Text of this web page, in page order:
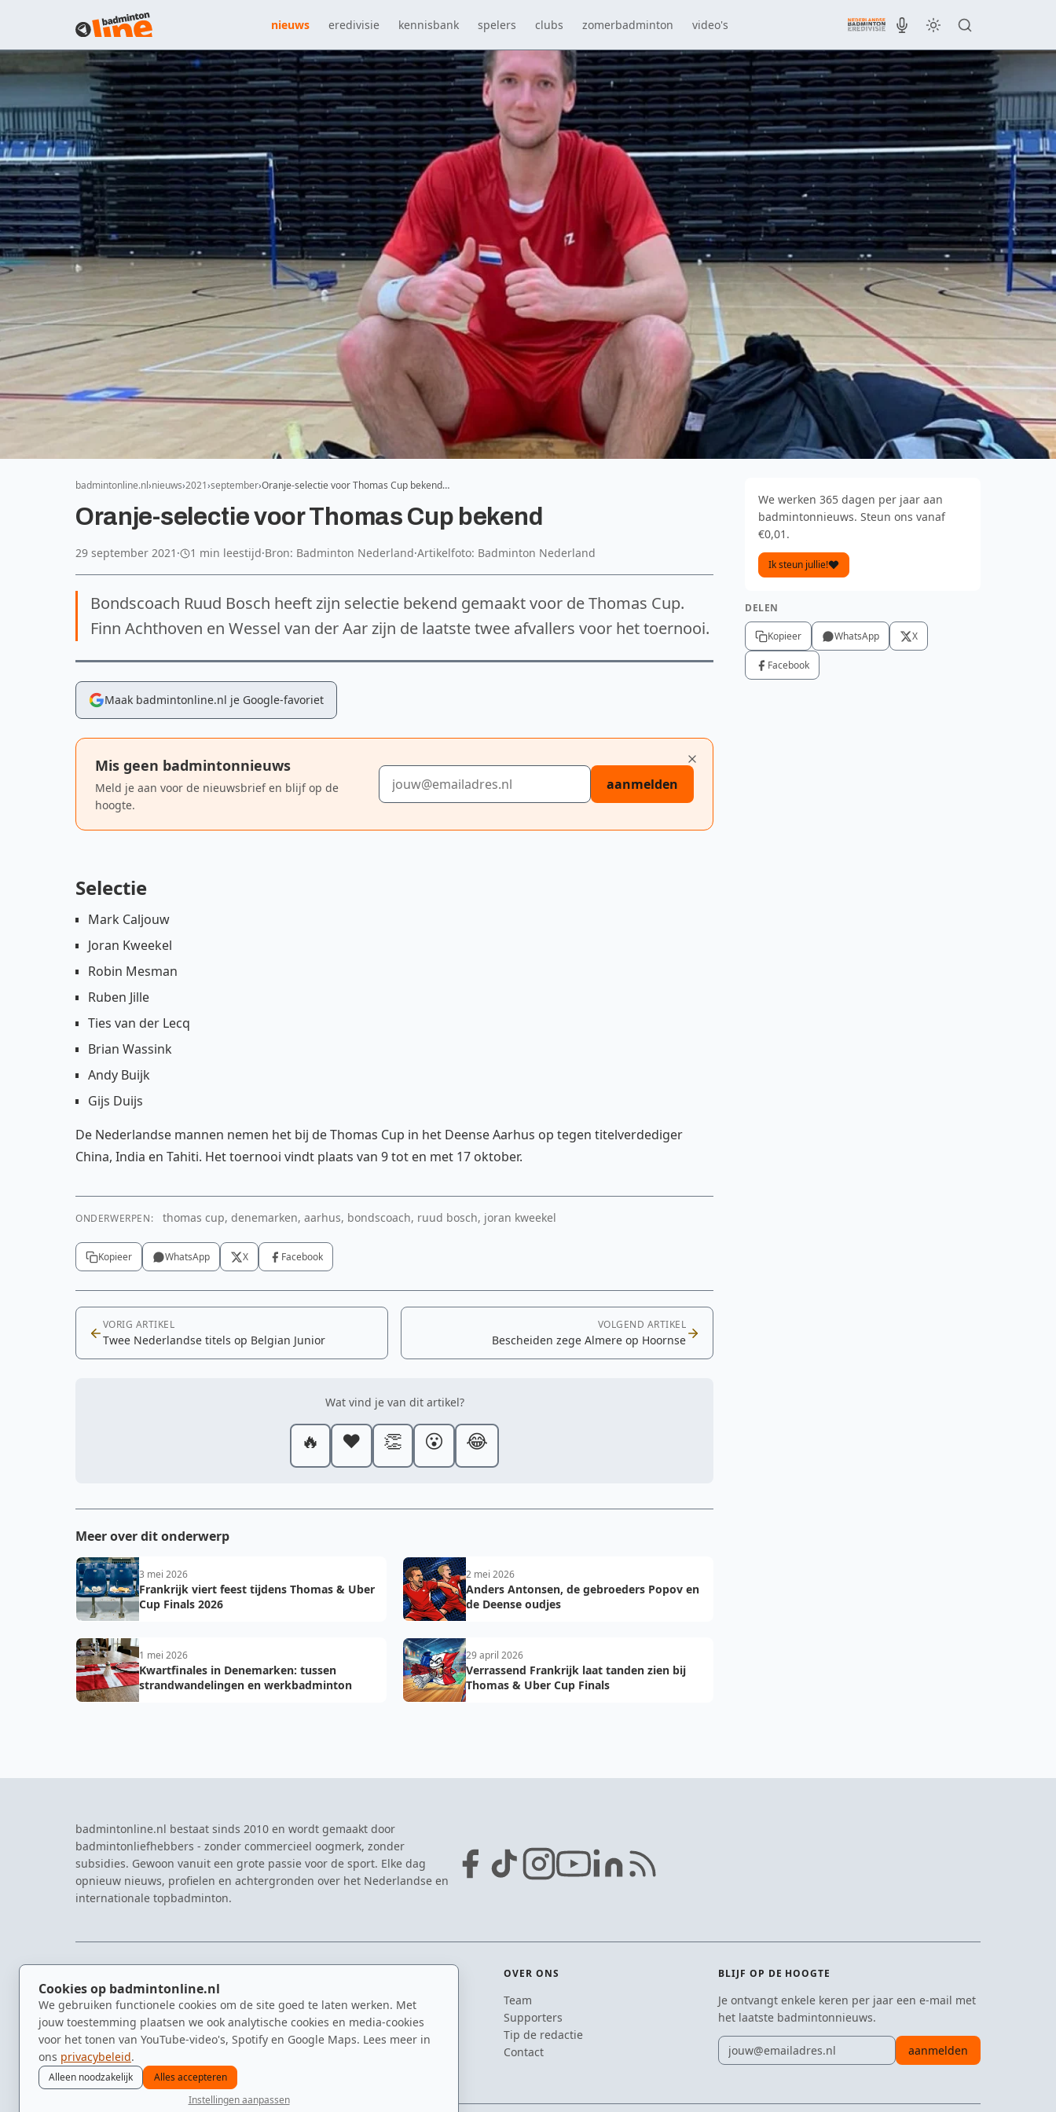
Cookies op badmintonline.nl
We gebruiken functionele cookies om de site goed te laten werken. Met
jouw toestemming plaatsen we ook analytische cookies en media-cookies
voor het tonen van YouTube-video's, Spotify en Google Maps. Lees meer in
ons privacybeleid.
Alleen noodzakelijk
Alles accepteren
Instellingen aanpassen
nieuws eredivisie kennisbank spelers clubs zomerbadminton video's
badmintonline.nl nieuws 2021 september Oranje-selectie voor Thomas Cup bekend…
Oranje-selectie voor Thomas Cup bekend
29 september 2021 · 1 min leestijd·Bron: Badminton Nederland·Artikelfoto: Badminton Nederland
Bondscoach Ruud Bosch heeft zijn selectie bekend gemaakt voor de Thomas Cup.
Finn Achthoven en Wessel van der Aar zijn de laatste twee afvallers voor het toernooi.
Maak badmintonline.nl je Google-favoriet
Mis geen badmintonnieuws
Meld je aan voor de nieuwsbrief en blijf op de
hoogte.
E-mailadres
aanmelden
Selectie
Mark Caljouw
Joran Kweekel
Robin Mesman
Ruben Jille
Ties van der Lecq
Brian Wassink
Andy Buijk
Gijs Duijs
De Nederlandse mannen nemen het bij de Thomas Cup in het Deense Aarhus op tegen titelverdediger
China, India en Tahiti. Het toernooi vindt plaats van 9 tot en met 17 oktober.
ONDERWERPEN: thomas cup, denemarken, aarhus, bondscoach, ruud bosch, joran kweekel
Kopieer WhatsApp X Facebook
VORIG ARTIKEL
Twee Nederlandse titels op Belgian Junior
VOLGEND ARTIKEL
Bescheiden zege Almere op Hoornse
Wat vind je van dit artikel?
🔥 ❤️ 👏 😮 😂
Meer over dit onderwerp
3 mei 2026
Frankrijk viert feest tijdens Thomas & Uber
Cup Finals 2026
2 mei 2026
Anders Antonsen, de gebroeders Popov en
de Deense oudjes
1 mei 2026
Kwartfinales in Denemarken: tussen
strandwandelingen en werkbadminton
29 april 2026
Verrassend Frankrijk laat tanden zien bij
Thomas & Uber Cup Finals
We werken 365 dagen per jaar aan
badmintonnieuws. Steun ons vanaf
€0,01.
Ik steun jullie!
DELEN
Kopieer WhatsApp X
Facebook
badmintonline.nl bestaat sinds 2010 en wordt gemaakt door
badmintonliefhebbers - zonder commercieel oogmerk, zonder
subsidies. Gewoon vanuit een grote passie voor de sport. Elke dag
opnieuw nieuws, profielen en achtergronden over het Nederlandse en
internationale topbadminton.
Nieuws
Kennisbank
Spelers
Clubs
Video's
Eredivisie
NK Badminton
Dutch Open
Zomerbadminton
OVER ONS
Team
Supporters
Tip de redactie
Contact
BLIJF OP DE HOOGTE
Je ontvangt enkele keren per jaar een e-mail met
het laatste badmintonnieuws.
E-mailadres
aanmelden